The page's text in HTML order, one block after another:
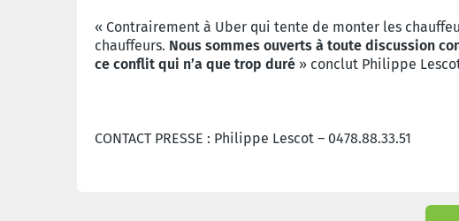
« Contrairement à Uber qui tente de monter les
chauffeurs. Nous sommes ouverts à toute discussion
ce conflit qui n’a que trop duré » conclut Philippe
CONTACT PRESSE : Philippe Lescot – 0478.88.33.51